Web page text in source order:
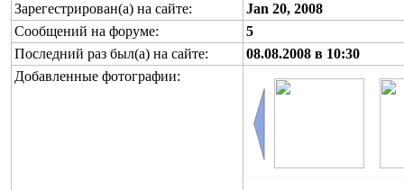
Зарегестрирован(а) на сайте:
Jan 20, 2008
Сообщений на форуме:
5
Последний раз был(а) на сайте:
08.08.2008 в 10:30
Добавленные фотографии: